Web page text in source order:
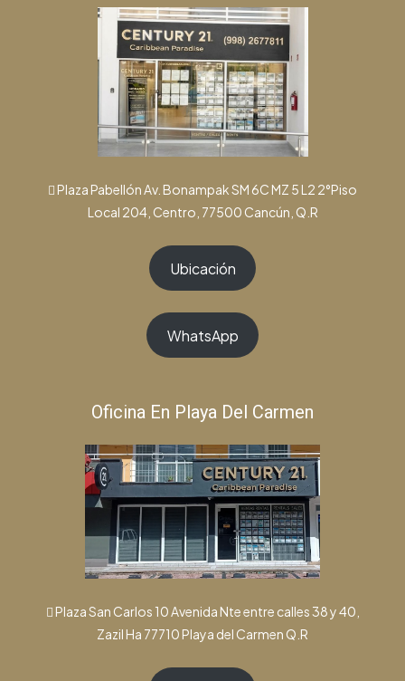
Plaza Pabellón Av. Bonampak SM 6C MZ 5 L2 2°Piso
Local 204, Centro, 77500 Cancún, Q.R
Ubicación
WhatsApp
Oficina En Playa Del Carmen
Plaza San Carlos 10 Avenida Nte entre calles 38 y 40,
Zazil Ha 77710 Playa del Carmen Q.R